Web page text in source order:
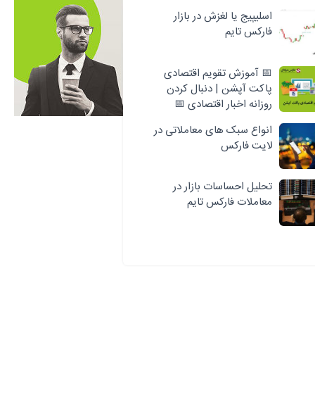
اسلیپیج یا لغزش در بازار
فارکس تایم
📅 آموزش تقویم اقتصادی
پاکت آپشن | دنبال کردن
روزانه اخبار اقتصادی 📅
انواع سبک‌ های معاملاتی در
لایت فارکس
تحلیل احساسات بازار در
معاملات فارکس تایم